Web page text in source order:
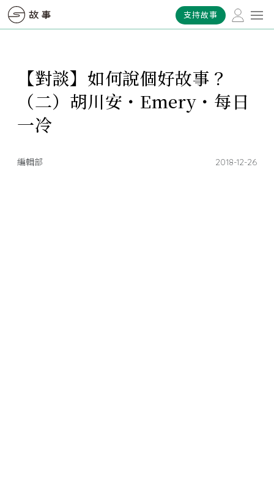
支持故事
【對談】如何說個好故事？
（二）胡川安・Emery・每日
一冷
編輯部 2018-12-26